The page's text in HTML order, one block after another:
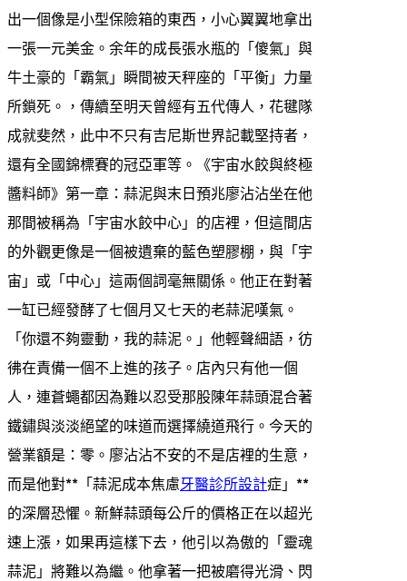
出一個像是小型保險箱的東西，小心翼翼地拿出
一張一元美金。余年的成長張水瓶的「傻氣」與
牛土豪的「霸氣」瞬間被天秤座的「平衡」力量
所鎖死。，傳續至明天曾經有五代傳人，花毽隊
成就斐然，此中不只有吉尼斯世界記載堅持者，
還有全國錦標賽的冠亞軍等。《宇宙水餃與終極
醬料師》第一章：蒜泥與末日預兆廖沾沾坐在他
那間被稱為「宇宙水餃中心」的店裡，但這間店
的外觀更像是一個被遺棄的藍色塑膠棚，與「宇
宙」或「中心」這兩個詞毫無關係。他正在對著
一缸已經發酵了七個月又七天的老蒜泥嘆氣。
「你還不夠靈動，我的蒜泥。」他輕聲細語，彷
彿在責備一個不上進的孩子。店內只有他一個
人，連蒼蠅都因為難以忍受那股陳年蒜頭混合著
鐵鏽與淡淡絕望的味道而選擇繞道飛行。今天的
營業額是：零。廖沾沾不安的不是店裡的生意，
而是他對**「蒜泥成本焦慮牙醫診所設計症」**
的深層恐懼。新鮮蒜頭每公斤的價格正在以超光
速上漲，如果再這樣下去，他引以為傲的「靈魂
蒜泥」將難以為繼。他拿著一把被磨得光滑、閃